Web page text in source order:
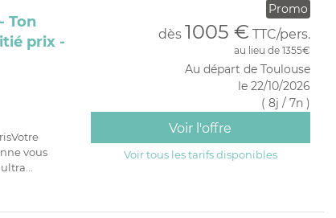
Ton
prix -
vous
Promo
dès 1005 € TTC/pers.
au lieu de 1355€
Au départ de Toulouse
le 22/10/2026
( 8j / 7n )
Voir l'offre
Voir tous les tarifs disponibles